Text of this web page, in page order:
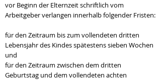
vor Beginn der Elternzeit schriftlich vom
Arbeitgeber verlangen innerhalb folgender Fristen:
für den Zeitraum bis zum vollendeten dritten
Lebensjahr des Kindes spätestens sieben Wochen
und
für den Zeitraum zwischen dem dritten
Geburtstag und dem vollendeten achten